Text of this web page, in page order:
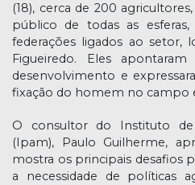
(18), cerca de 200
público de todas as esferas,
federações ligados ao setor,
Figueiredo. Eles
desenvolvimento e
fixação do homem no campo
O consultor do Instituto de
(Ipam), Paulo Guilherme,
mostra os principais desafios
a necessidade de políticas